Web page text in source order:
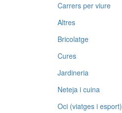
Carrers per viure
Altres
Bricolatge
Cures
Jardineria
Neteja i cuina
Oci (viatges i esport)